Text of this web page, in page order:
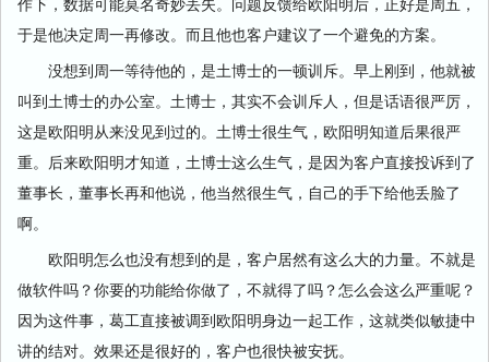
于是他决定周一再修改。而且他也客户建议了一个避免的方案。
没想到周一等待他的，是土博士的一顿训斥。早上刚到，他就被
叫到土博士的办公室。土博士，其实不会训斥人，但是话语很严厉，
这是欧阳明从来没见到过的。土博士很生气，欧阳明知道后果很严
重。后来欧阳明才知道，土博士这么生气，是因为客户直接投诉到了
董事长，董事长再和他说，他当然很生气，自己的手下给他丢脸了
啊。
欧阳明怎么也没有想到的是，客户居然有这么大的力量。不就是
做软件吗？你要的功能给你做了，不就得了吗？怎么会这么严重呢？
因为这件事，葛工直接被调到欧阳明身边一起工作，这就类似敏捷中
讲的结对。效果还是很好的，客户也很快被安抚。